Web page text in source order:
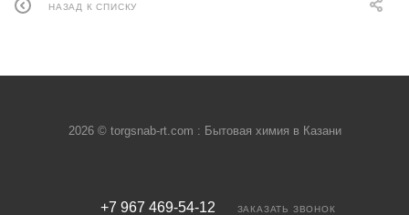
НАЗАД К СПИСКУ
2026 © torgsnab-rt.com : Бытовая химия в Казани
+7 967 469-54-12 ЗАКАЗАТЬ ЗВОНОК